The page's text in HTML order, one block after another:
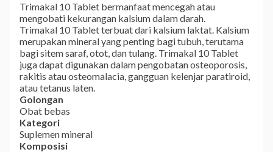
Trimakal 10 Tablet bermanfaat mencegah atau
mengobati kekurangan kalsium dalam darah.
Trimakal 10 Tablet terbuat dari kalsium laktat. Kalsium
merupakan mineral yang penting bagi tubuh, terutama
bagi sitem saraf, otot, dan tulang. Trimakal 10 Tablet
juga dapat digunakan dalam pengobatan osteoporosis,
rakitis atau osteomalacia, gangguan kelenjar paratiroid,
atau tetanus laten.
Golongan
Obat bebas
Kategori
Suplemen mineral
Komposisi